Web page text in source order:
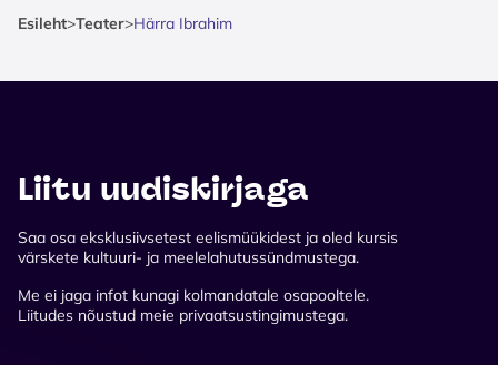
Esileht>Teater>Härra Ibrahim
Liitu uudiskirjaga
Saa osa eksklusiivsetest eelismüükidest ja oled kursis
värskete kultuuri- ja meelelahutussündmustega.
Me ei jaga infot kunagi kolmandatale osapooltele.
Liitudes nõustud meie privaatsustingimustega.